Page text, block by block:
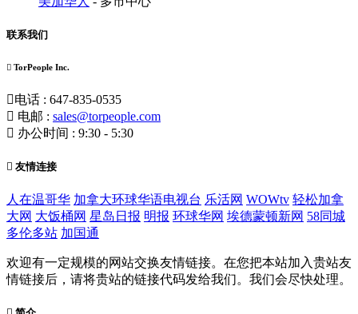
联系我们
TorPeople Inc.
电话 : 647-835-0535
电邮 : sales@torpeople.com
办公时间 : 9:30 - 5:30
友情连接
人在温哥华 加拿大环球华语电视台 乐活网 WOWtv 轻松加拿
大网 大饭桶网 星岛日报 明报 环球华网 埃德蒙顿新网 58同城
多伦多站 加国通
欢迎有一定规模的网站交换友情链接。在您把本站加入贵站友
情链接后，请将贵站的链接代码发给我们。我们会尽快处理。